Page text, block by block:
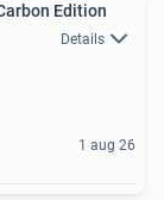
Edition
Details
1 aug 26